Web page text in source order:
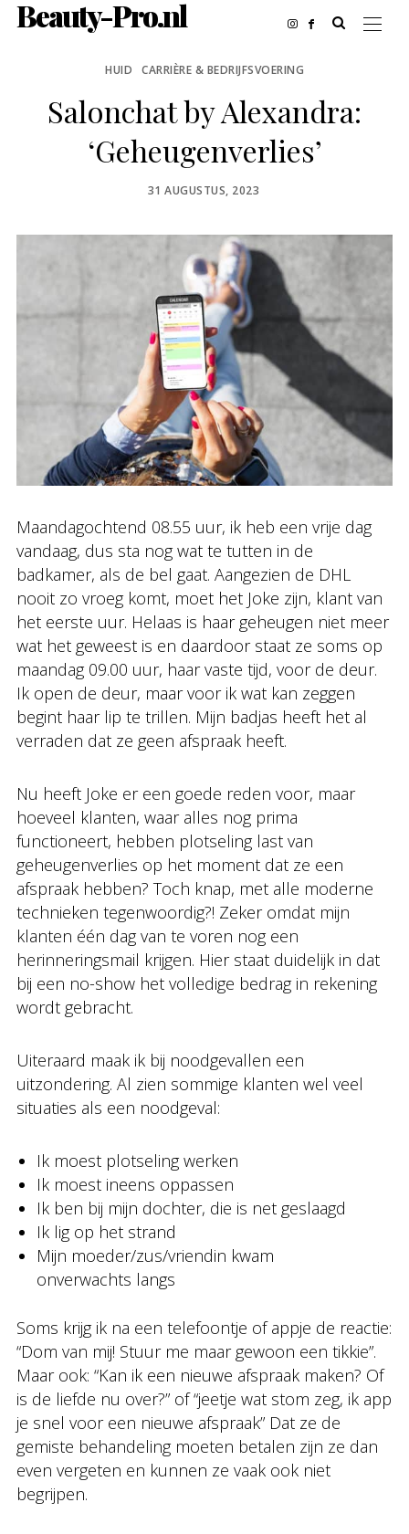
Beauty-Pro.nl
HUID CARRIÈRE & BEDRIJFSVOERING
Salonchat by Alexandra:
‘Geheugenverlies’
POSTED
31 AUGUSTUS, 2023
Maandagochtend 08.55 uur, ik heb een vrije dag
vandaag, dus sta nog wat te tutten in de
badkamer, als de bel gaat. Aangezien de DHL
nooit zo vroeg komt, moet het Joke zijn, klant van
het eerste uur. Helaas is haar geheugen niet meer
wat het geweest is en daardoor staat ze soms op
maandag 09.00 uur, haar vaste tijd, voor de deur.
Ik open de deur, maar voor ik wat kan zeggen
begint haar lip te trillen. Mijn badjas heeft het al
verraden dat ze geen afspraak heeft.
Nu heeft Joke er een goede reden voor, maar
hoeveel klanten, waar alles nog prima
functioneert, hebben plotseling last van
geheugenverlies op het moment dat ze een
afspraak hebben? Toch knap, met alle moderne
technieken tegenwoordig?! Zeker omdat mijn
klanten één dag van te voren nog een
herinneringsmail krijgen. Hier staat duidelijk in dat
bij een no-show het volledige bedrag in rekening
wordt gebracht.
Uiteraard maak ik bij noodgevallen een
uitzondering. Al zien sommige klanten wel veel
situaties als een noodgeval:
Ik moest plotseling werken
Ik moest ineens oppassen
Ik ben bij mijn dochter, die is net geslaagd
Ik lig op het strand
Mijn moeder/zus/vriendin kwam
onverwachts langs
Soms krijg ik na een telefoontje of appje de reactie:
“Dom van mij! Stuur me maar gewoon een tikkie”.
Maar ook: “Kan ik een nieuwe afspraak maken? Of
is de liefde nu over?” of “jeetje wat stom zeg, ik app
je snel voor een nieuwe afspraak” Dat ze de
gemiste behandeling moeten betalen zijn ze dan
even vergeten en kunnen ze vaak ook niet
begrijpen.